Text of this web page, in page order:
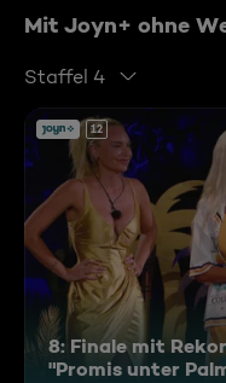
Mit Joyn+ ohne
Staffel 4
12
8: Finale mit
"Promis unter